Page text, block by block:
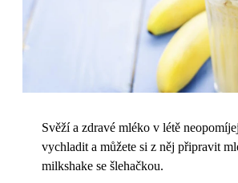
Svěží a zdravé mléko v létě
vychladit a můžete si z něj připravit
milkshake se šlehačkou.